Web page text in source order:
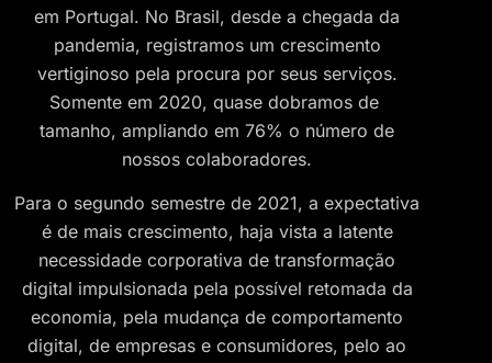
em Portugal. No Brasil, desde a chegada da
pandemia, registramos um crescimento
vertiginoso pela procura por seus serviços.
Somente em 2020, quase dobramos de
tamanho, ampliando em 76% o número de
nossos colaboradores.
Para o segundo semestre de 2021, a expectativa
é de mais crescimento, haja vista a latente
necessidade corporativa de transformação
digital impulsionada pela possível retomada da
economia, pela mudança de comportamento
digital, de empresas e consumidores, pelo ao